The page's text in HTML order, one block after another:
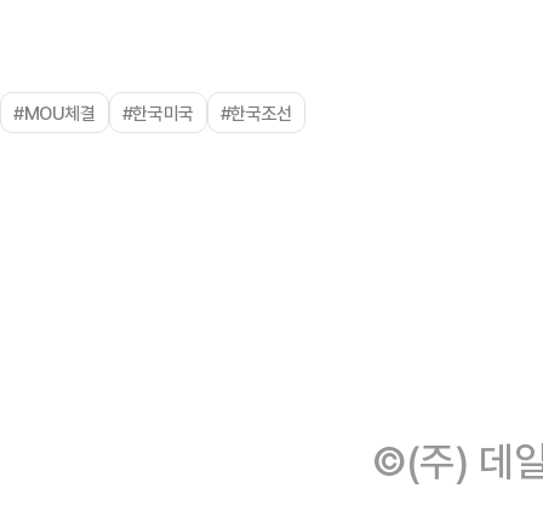
#MOU체결 #한국미국 #한국조선
©(주) 데